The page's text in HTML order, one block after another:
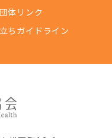
体リンク
ちガイドライン